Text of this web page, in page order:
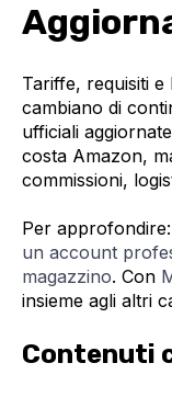
Tariffe, requisiti e
cambiano di
ufficiali
costa Amazon,
commissioni,
Per approfondire:
un account
magazzino. Con
insieme agli altri
Contenuti